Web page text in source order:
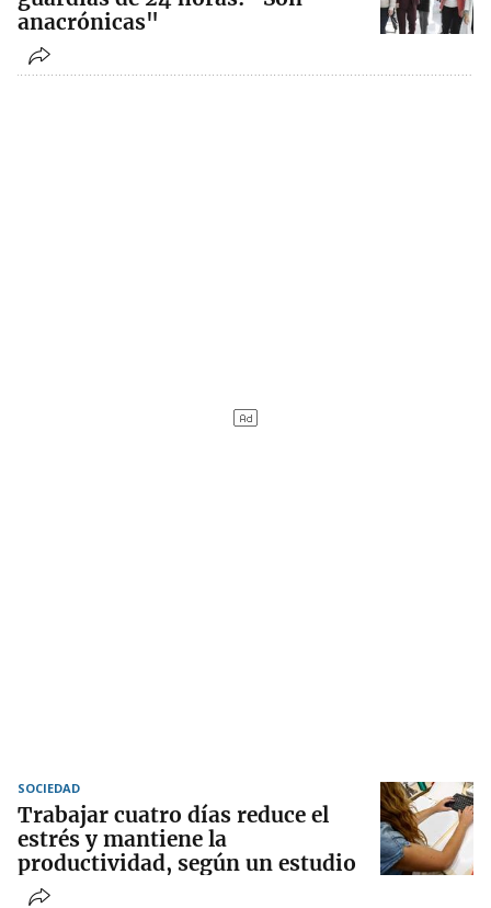
anacrónicas"
SOCIEDAD
Trabajar cuatro días reduce el
estrés y mantiene la
productividad, según un estudio